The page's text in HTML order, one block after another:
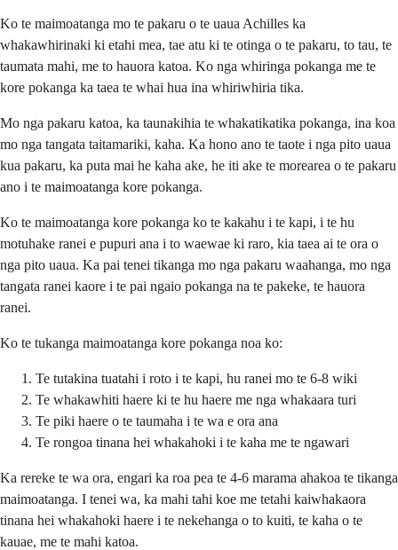
Ko te maimoatanga mo te pakaru o te uaua Achilles ka
whakawhirinaki ki etahi mea, tae atu ki te otinga o te pakaru, to tau, te
taumata mahi, me to hauora katoa. Ko nga whiringa pokanga me te
kore pokanga ka taea te whai hua ina whiriwhiria tika.
Mo nga pakaru katoa, ka taunakihia te whakatikatika pokanga, ina koa
mo nga tangata taitamariki, kaha. Ka hono ano te taote i nga pito uaua
kua pakaru, ka puta mai he kaha ake, he iti ake te morearea o te pakaru
ano i te maimoatanga kore pokanga.
Ko te maimoatanga kore pokanga ko te kakahu i te kapi, i te hu
motuhake ranei e pupuri ana i to waewae ki raro, kia taea ai te ora o
nga pito uaua. Ka pai tenei tikanga mo nga pakaru waahanga, mo nga
tangata ranei kaore i te pai ngaio pokanga na te pakeke, te hauora
ranei.
Ko te tukanga maimoatanga kore pokanga noa ko:
Te tutakina tuatahi i roto i te kapi, hu ranei mo te 6-8 wiki
Te whakawhiti haere ki te hu haere me nga whakaara turi
Te piki haere o te taumaha i te wa e ora ana
Te rongoa tinana hei whakahoki i te kaha me te ngawari
Ka rereke te wa ora, engari ka roa pea te 4-6 marama ahakoa te tikanga
maimoatanga. I tenei wa, ka mahi tahi koe me tetahi kaiwhakaora
tinana hei whakahoki haere i te nekehanga o to kuiti, te kaha o te
kauae, me te mahi katoa.